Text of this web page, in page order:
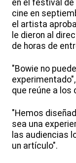
en el festival de
cine en
el artista
le dieron al
de horas de
"Bowie no
que reúne a los
"Hemos
sea una
las audiencias
un artículo".